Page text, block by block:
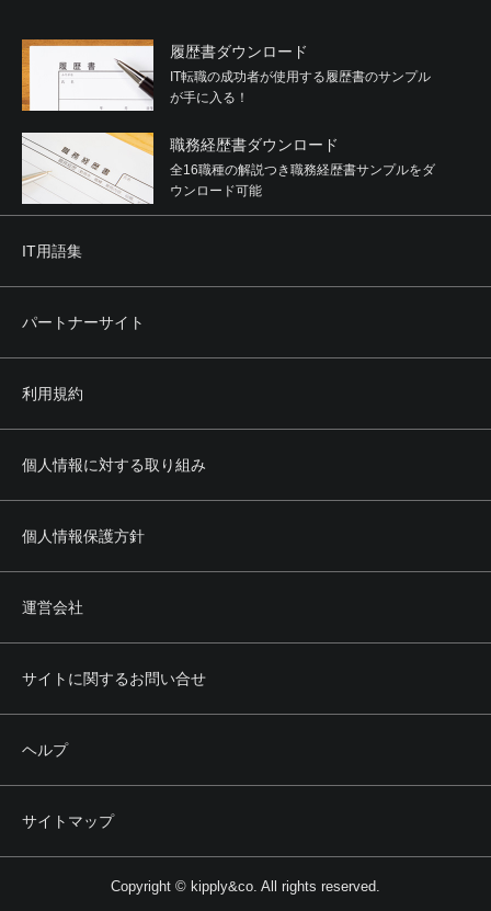
履歴書ダウンロード
IT転職の成功者が使用する履歴書のサンプル
が手に入る！
職務経歴書ダウンロード
全16職種の解説つき職務経歴書サンプルをダ
ウンロード可能
IT用語集
パートナーサイト
利用規約
個人情報に対する取り組み
個人情報保護方針
運営会社
サイトに関するお問い合せ
ヘルプ
サイトマップ
Copyright © kipply&co. All rights reserved.